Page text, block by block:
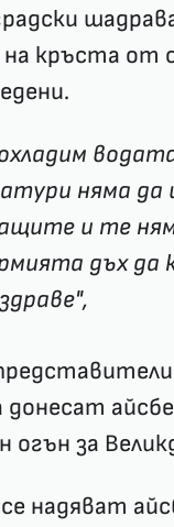
кръста от
няма да
и те
дъх да
донесат
огън за
надяват